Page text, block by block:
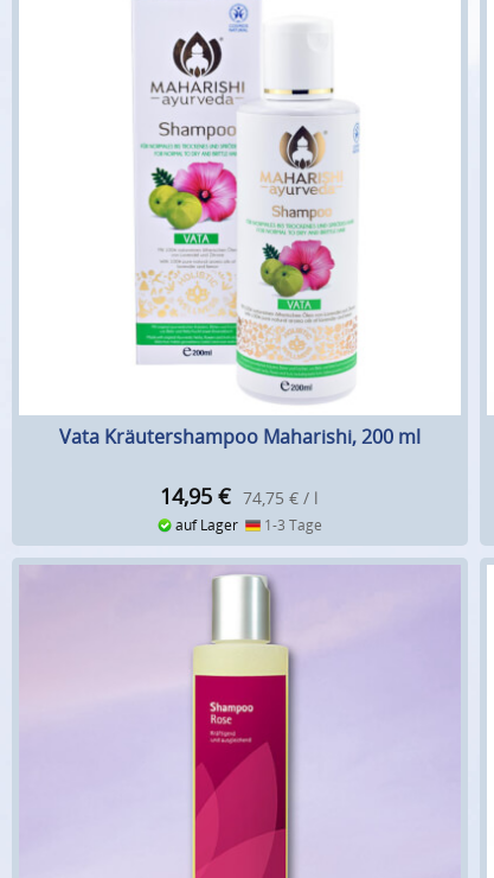
Vata Kräutershampoo Maharishi, 200 ml
14,95 € 74,75 € / l
auf Lager 1-3 Tage